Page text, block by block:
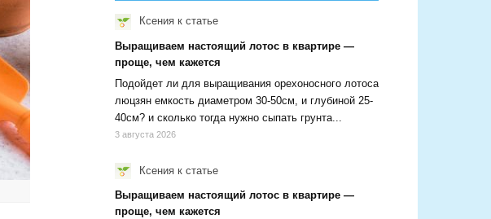
Ксения к статье
Выращиваем настоящий лотос в квартире —
проще, чем кажется
Подойдет ли для выращивания орехоносного лотоса
люцзян емкость диаметром 30-50см, и глубиной 25-
40см? и сколько тогда нужно сыпать грунта...
3 августа 2026
Ксения к статье
Выращиваем настоящий лотос в квартире —
проще, чем кажется